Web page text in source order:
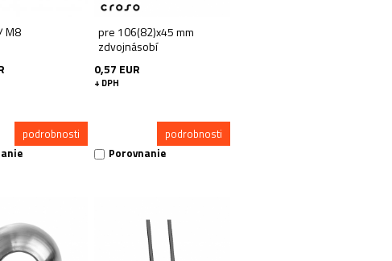
M8
podrobnosti
pre 106(82)x45 mm
zdvojnásobí
0,57 EUR
+ DPH
podrobnosti
Porovnanie